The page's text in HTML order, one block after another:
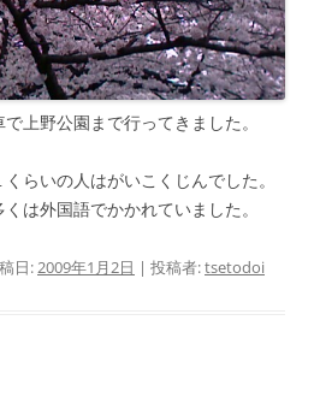
上野公園まで行ってきました。
らいの人はがいこくじんでした。
は外国語でかかれていました。
日:2009年1月2日 | 投稿者:tsetodoi